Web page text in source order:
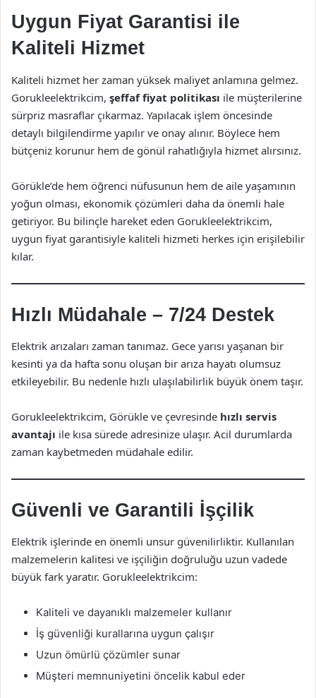
Uygun Fiyat Garantisi ile
Kaliteli Hizmet
Kaliteli hizmet her zaman yüksek maliyet anlamına gelmez.
Gorukleelektrikcim, şeffaf fiyat politikası ile müşterilerine
sürpriz masraflar çıkarmaz. Yapılacak işlem öncesinde
detaylı bilgilendirme yapılır ve onay alınır. Böylece hem
bütçeniz korunur hem de gönül rahatlığıyla hizmet alırsınız.
Görükle’de hem öğrenci nüfusunun hem de aile yaşamının
yoğun olması, ekonomik çözümleri daha da önemli hale
getiriyor. Bu bilinçle hareket eden Gorukleelektrikcim,
uygun fiyat garantisiyle kaliteli hizmeti herkes için erişilebilir
kılar.
Hızlı Müdahale – 7/24 Destek
Elektrik arızaları zaman tanımaz. Gece yarısı yaşanan bir
kesinti ya da hafta sonu oluşan bir arıza hayatı olumsuz
etkileyebilir. Bu nedenle hızlı ulaşılabilirlik büyük önem taşır.
Gorukleelektrikcim, Görükle ve çevresinde hızlı servis
avantajı ile kısa sürede adresinize ulaşır. Acil durumlarda
zaman kaybetmeden müdahale edilir.
Güvenli ve Garantili İşçilik
Elektrik işlerinde en önemli unsur güvenilirliktir. Kullanılan
malzemelerin kalitesi ve işçiliğin doğruluğu uzun vadede
büyük fark yaratır. Gorukleelektrikcim:
Kaliteli ve dayanıklı malzemeler kullanır
İş güvenliği kurallarına uygun çalışır
Uzun ömürlü çözümler sunar
Müşteri memnuniyetini öncelik kabul eder